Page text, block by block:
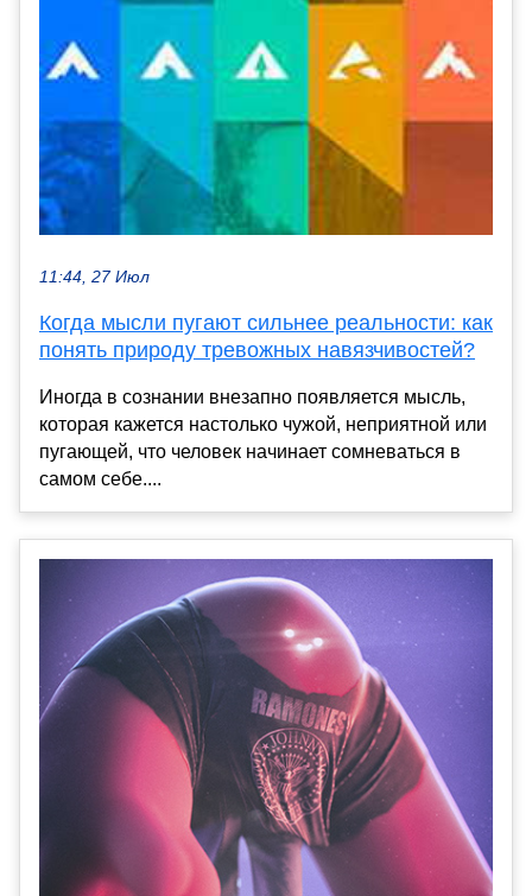
11:44, 27 Июл
Когда мысли пугают сильнее реальности: как
понять природу тревожных навязчивостей?
Иногда в сознании внезапно появляется мысль,
которая кажется настолько чужой, неприятной или
пугающей, что человек начинает сомневаться в
самом себе....